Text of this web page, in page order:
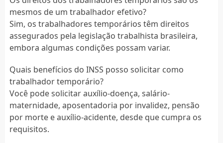
mesmos de um trabalhador efetivo?
Sim, os trabalhadores temporários têm direitos
assegurados pela legislação trabalhista brasileira,
embora algumas condições possam variar.
Quais benefícios do INSS posso solicitar como
trabalhador temporário?
Você pode solicitar auxílio-doença, salário-
maternidade, aposentadoria por invalidez, pensão
por morte e auxílio-acidente, desde que cumpra os
requisitos.